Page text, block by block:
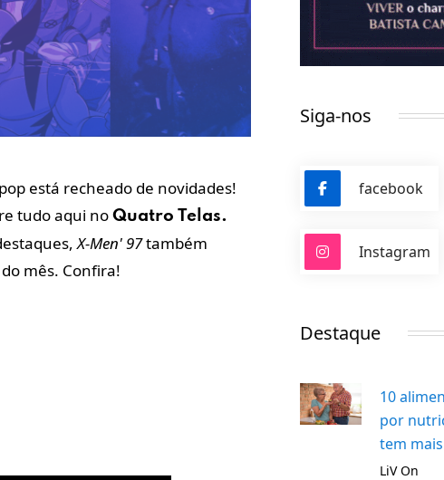
está recheado de novidades!
tudo aqui no Quatro Telas.
X-Men' 97também
mês. Confira!
Siga-nos
facebook
Instagram
Destaque
10
por
tem
LiV On